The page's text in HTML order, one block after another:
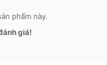
phẩm này.
giá!